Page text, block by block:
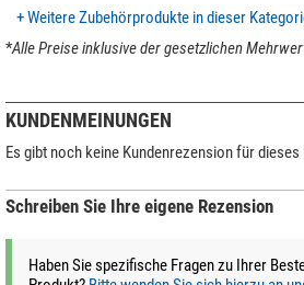
Gewicht (kg)
1,41
+ Weitere Zubehörprodukte in dieser
*Alle Preise inklusive der gesetzlichen
KUNDENMEINUNGEN
Es gibt noch keine Kundenrezension für
Schreiben Sie Ihre eigene Rezension
Haben Sie spezifische Fragen zu Ihrer